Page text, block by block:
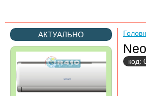
АКТУАЛЬНО
код: